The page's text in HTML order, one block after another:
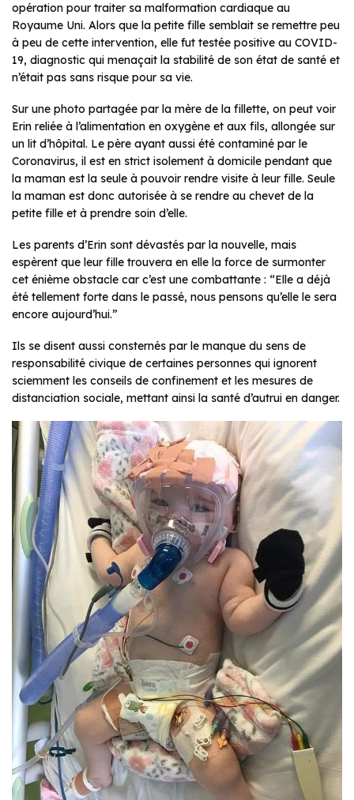
opération pour traiter sa malformation cardiaque au
Royaume Uni. Alors que la petite fille semblait se remettre peu
à peu de cette intervention, elle fut testée positive au COVID-
19, diagnostic qui menaçait la stabilité de son état de santé et
n’était pas sans risque pour sa vie.
Sur une photo partagée par la mère de la fillette, on peut voir
Erin reliée à l’alimentation en oxygène et aux fils, allongée sur
un lit d’hôpital. Le père ayant aussi été contaminé par le
Coronavirus, il est en strict isolement à domicile pendant que
la maman est la seule à pouvoir rendre visite à leur fille. Seule
la maman est donc autorisée à se rendre au chevet de la
petite fille et à prendre soin d’elle.
Les parents d’Erin sont dévastés par la nouvelle, mais
espèrent que leur fille trouvera en elle la force de surmonter
cet énième obstacle car c’est une combattante : “Elle a déjà
été tellement forte dans le passé, nous pensons qu’elle le sera
encore aujourd’hui.”
Ils se disent aussi consternés par le manque du sens de
responsabilité civique de certaines personnes qui ignorent
sciemment les conseils de confinement et les mesures de
distanciation sociale, mettant ainsi la santé d’autrui en danger.